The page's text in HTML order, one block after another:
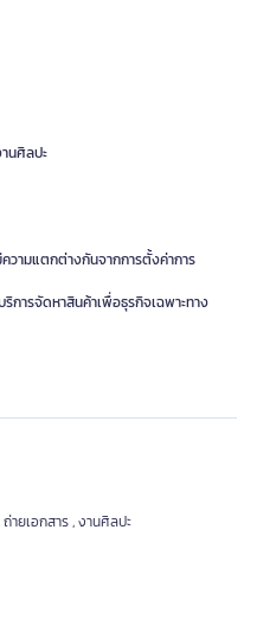
นศิลปะ
ามแตกต่างกันจากการตั้งค่าการ
ารจัดหาสินค้าเพื่อธุรกิจเฉพาะทาง
ายเอกสาร , งานศิลปะ